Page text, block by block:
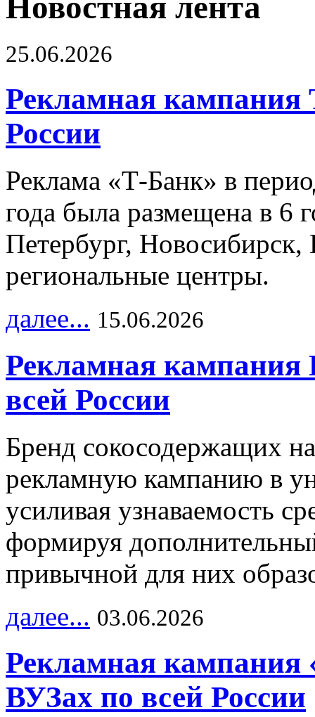
Новостная лента
25.06.2026
Рекламная кампания
России
Реклама «Т-Банк» в
года была размещена в 6
Петербург,
региональные центры.
далее... 15.06.2026
Рекламная
всей России
Бренд сокосодержащих
рекламную кампанию в
усиливая узнаваемость
формируя
привычной для них
далее... 03.06.2026
Рекламная кампания
ВУЗах по всей России